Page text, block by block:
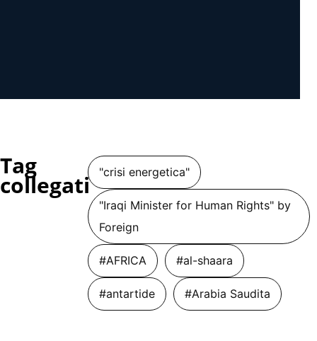
Tag
collegati "crisi energetica"
"Iraqi Minister for Human Rights" by
Foreign
#AFRICA #al-shaara
#antartide #Arabia Saudita